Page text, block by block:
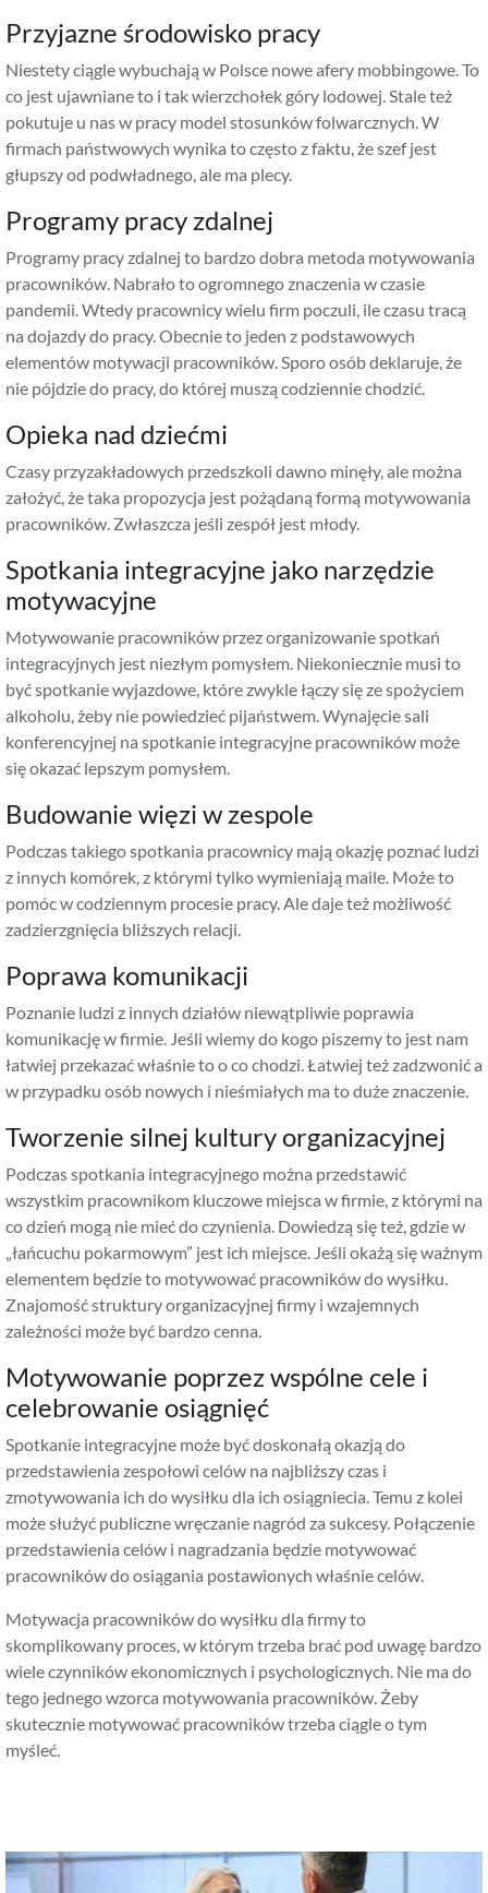
Przyjazne środowisko pracy
Niestety ciągle wybuchają w Polsce nowe afery mobbingowe. To
co jest ujawniane to i tak wierzchołek góry lodowej. Stale też
pokutuje u nas w pracy model stosunków folwarcznych. W
firmach państwowych wynika to często z faktu, że szef jest
głupszy od podwładnego, ale ma plecy.
Programy pracy zdalnej
Programy pracy zdalnej to bardzo dobra metoda motywowania
pracowników. Nabrało to ogromnego znaczenia w czasie
pandemii. Wtedy pracownicy wielu firm poczuli, ile czasu tracą
na dojazdy do pracy. Obecnie to jeden z podstawowych
elementów motywacji pracowników. Sporo osób deklaruje, że
nie pójdzie do pracy, do której muszą codziennie chodzić.
Opieka nad dziećmi
Czasy przyzakładowych przedszkoli dawno minęły, ale można
założyć, że taka propozycja jest pożądaną formą motywowania
pracowników. Zwłaszcza jeśli zespół jest młody.
Spotkania integracyjne jako narzędzie
motywacyjne
Motywowanie pracowników przez organizowanie spotkań
integracyjnych jest niezłym pomysłem. Niekoniecznie musi to
być spotkanie wyjazdowe, które zwykle łączy się ze spożyciem
alkoholu, żeby nie powiedzieć pijaństwem. Wynajęcie sali
konferencyjnej na spotkanie integracyjne pracowników może
się okazać lepszym pomysłem.
Budowanie więzi w zespole
Podczas takiego spotkania pracownicy mają okazję poznać ludzi
z innych komórek, z którymi tylko wymieniają maile. Może to
pomóc w codziennym procesie pracy. Ale daje też możliwość
zadzierzgnięcia bliższych relacji.
Poprawa komunikacji
Poznanie ludzi z innych działów niewątpliwie poprawia
komunikację w firmie. Jeśli wiemy do kogo piszemy to jest nam
łatwiej przekazać właśnie to o co chodzi. Łatwiej też zadzwonić a
w przypadku osób nowych i nieśmiałych ma to duże znaczenie.
Tworzenie silnej kultury organizacyjnej
Podczas spotkania integracyjnego można przedstawić
wszystkim pracownikom kluczowe miejsca w firmie, z którymi na
co dzień mogą nie mieć do czynienia. Dowiedzą się też, gdzie w
„łańcuchu pokarmowym” jest ich miejsce. Jeśli okażą się ważnym
elementem będzie to motywować pracowników do wysiłku.
Znajomość struktury organizacyjnej firmy i wzajemnych
zależności może być bardzo cenna.
Motywowanie poprzez wspólne cele i
celebrowanie osiągnięć
Spotkanie integracyjne może być doskonałą okazją do
przedstawienia zespołowi celów na najbliższy czas i
zmotywowania ich do wysiłku dla ich osiągniecia. Temu z kolei
może służyć publiczne wręczanie nagród za sukcesy. Połączenie
przedstawienia celów i nagradzania będzie motywować
pracowników do osiągania postawionych właśnie celów.
Motywacja pracowników do wysiłku dla firmy to
skomplikowany proces, w którym trzeba brać pod uwagę bardzo
wiele czynników ekonomicznych i psychologicznych. Nie ma do
tego jednego wzorca motywowania pracowników. Żeby
skutecznie motywować pracowników trzeba ciągle o tym
myśleć.